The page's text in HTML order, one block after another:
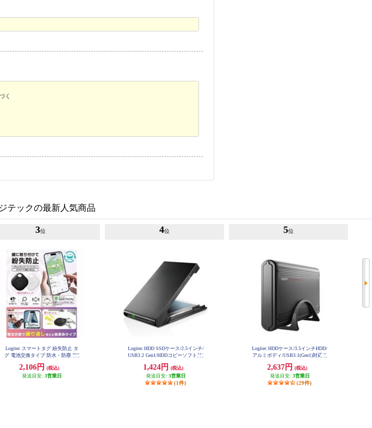
く
テックの最新人気商品
3位
Logitec スマートタグ 紛失防止 タ
グ 電池交換タイプ 防水・防塵 IP6
トラッカー ブラック LGT-BETG1B
KA
2,106円
(税込)
発送目安: 3営業日
4位
Logitec HDD SSDケース/2.5インチ/
USB3.2 Gen1/HDDコピーソフト付/
1,424円
(税込)
発送目安: 3営業日
(1件)
5位
Logitec HDDケース/3.5インチHDD/
アルミボディ/USB3.1(Gen1)対応/S
2,637円
(税込)
発送目安: 3営業日
(29件)